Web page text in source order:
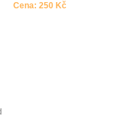
Cena: 250 Kč